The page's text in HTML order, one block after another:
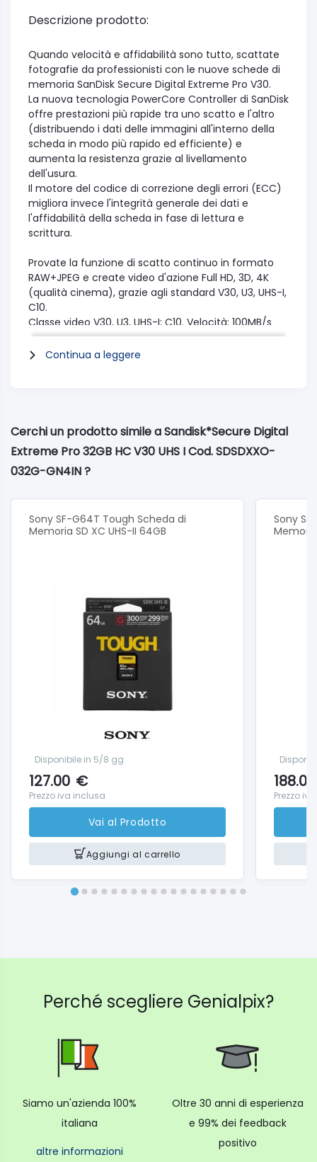
Descrizione prodotto:
Quando velocità e affidabilità sono tutto, scattate
fotografie da professionisti con le nuove schede di
memoria SanDisk Secure Digital Extreme Pro V30.
La nuova tecnologia PowerCore Controller di SanDisk
offre prestazioni più rapide tra uno scatto e l'altro
(distribuendo i dati delle immagini all'interno della
scheda in modo più rapido ed efficiente) e
aumenta la resistenza grazie al livellamento
dell'usura.
Il motore del codice di correzione degli errori (ECC)
migliora invece l'integrità generale dei dati e
l'affidabilità della scheda in fase di lettura e
scrittura.
Provate la funzione di scatto continuo in formato
RAW+JPEG e create video d'azione Full HD, 3D, 4K
(qualità cinema), grazie agli standard V30, U3, UHS-I,
C10.
Classe video V30, U3, UHS-I; C10. Velocità: 100MB/s
lettura, 90MB/s scrittura.
ºF; Temperatura di conservazione: da -40 ºC a 85 ºC
o da -40 ºF a 185 ºF).
Capacità: 32GB
Continua a leggere
Cerchi un prodotto simile a Sandisk*Secure Digital
Extreme Pro 32GB HC V30 UHS I Cod. SDSDXXO-
032G-GN4IN ?
Sony SF-G64T Tough Scheda di
Memoria SD XC UHS-II 64GB
Disponibile in 5/8 gg
127.00 €
Prezzo iva inclusa
Vai al Prodotto
Aggiungi al carrello
Sony
Memoria
188.00
Prezzo
Perché scegliere Genialpix?
Siamo un'azienda 100%
italiana
altre informazioni
Oltre 30 anni di esperienza
e 99% dei feedback
positivo